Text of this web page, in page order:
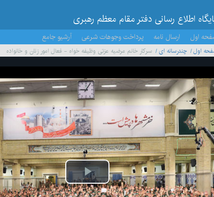
اطلاع رسانی دفتر مقام معظم رهبری
اول ارسال نامه پرداخت وجوهات شرعی آرشیو جامع
اول چندرسانه ای سرکار خانم مرضیه عزتی‌ وظیفه‌ خواه - فعال امور زنان و خانواده
پخش